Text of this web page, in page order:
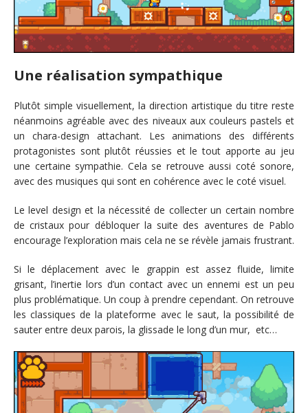
Une réalisation sympathique
Plutôt simple visuellement, la direction artistique du titre reste
néanmoins agréable avec des niveaux aux couleurs pastels et
un chara-design attachant. Les animations des différents
protagonistes sont plutôt réussies et le tout apporte au jeu
une certaine sympathie. Cela se retrouve aussi coté sonore,
avec des musiques qui sont en cohérence avec le coté visuel.
Le level design et la nécessité de collecter un certain nombre
de cristaux pour débloquer la suite des aventures de Pablo
encourage l’exploration mais cela ne se révèle jamais frustrant.
Si le déplacement avec le grappin est assez fluide, limite
grisant, l’inertie lors d’un contact avec un ennemi est un peu
plus problématique. Un coup à prendre cependant. On retrouve
les classiques de la plateforme avec le saut, la possibilité de
sauter entre deux parois, la glissade le long d’un mur, etc…